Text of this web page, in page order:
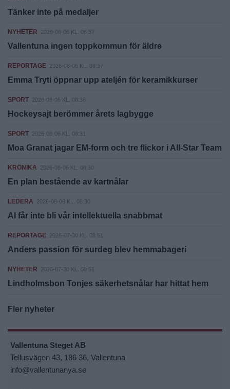
Tänker inte på medaljer
NYHETER 2026-08-06 KL. 08:37
Vallentuna ingen toppkommun för äldre
REPORTAGE 2026-08-06 KL. 08:37
Emma Tryti öppnar upp ateljén för keramikkurser
SPORT 2026-08-06 KL. 08:36
Hockeysajt berömmer årets lagbygge
SPORT 2026-08-06 KL. 08:31
Moa Granat jagar EM-form och tre flickor i All-Star Team
KRÖNIKA 2026-08-06 KL. 08:30
En plan bestående av kartnålar
LEDERA 2026-08-06 KL. 08:30
AI får inte bli vår intellektuella snabbmat
REPORTAGE 2026-07-30 KL. 08:51
Anders passion för surdeg blev hemmabageri
NYHETER 2026-07-30 KL. 08:51
Lindholmsbon Tonjes säkerhetsnålar har hittat hem
Fler nyheter
Vallentuna Steget AB
Tellusvägen 43, 186 36, Vallentuna
info@vallentunanya.se